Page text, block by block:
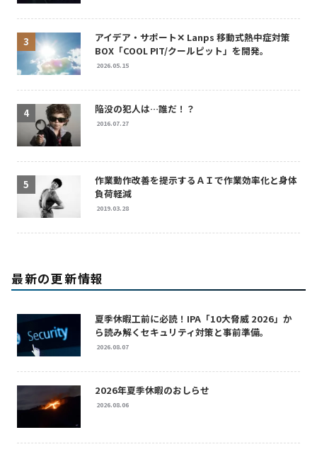
アイデア・サポート✕ Lanps 移動式熱中症対策
BOX「COOL PIT/クールピット」を開発。
2026.05.15
陥没の犯人は…誰だ！？
2016.07.27
作業動作改善を提示するＡＩで作業効率化と身体
負荷軽減
2019.03.28
最新の更新情報
夏季休暇工前に必読！IPA「10大脅威 2026」か
ら読み解くセキュリティ対策と事前準備。
2026.08.07
2026年夏季休暇のおしらせ
2026.08.06